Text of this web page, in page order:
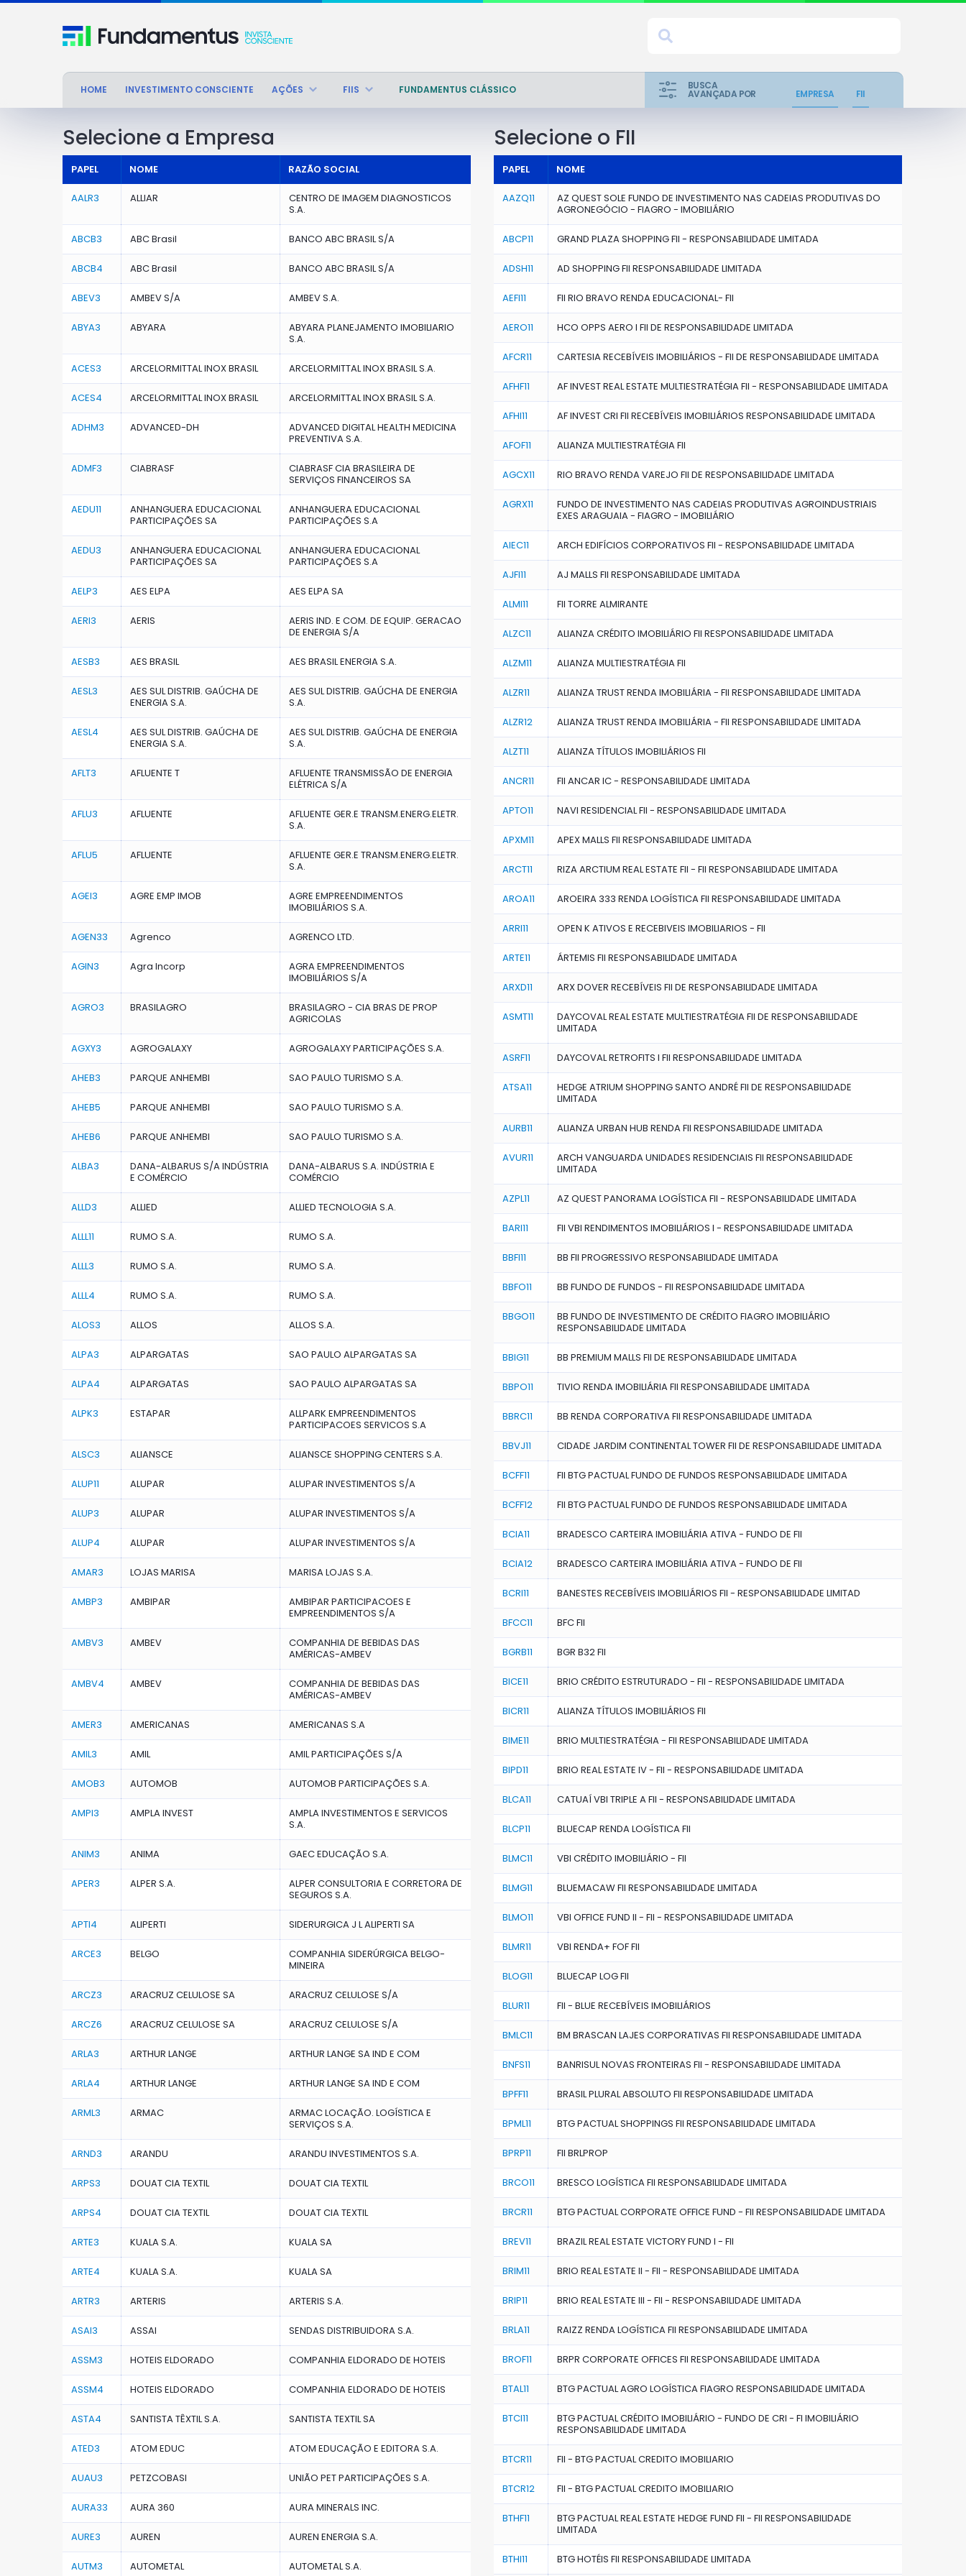
HOME INVESTIMENTO CONSCIENTE AÇÕES FIIS FUNDAMENTUS CLÁSSICO BUSCA
AVANÇADA POR EMPRESA FII
Selecione a Empresa
PAPEL NOME RAZÃO SOCIAL
AALR3 ALLIAR
CENTRO DE IMAGEM DIAGNOSTICOS
S.A.
ABCB3 ABC Brasil BANCO ABC BRASIL S/A
ABCB4 ABC Brasil BANCO ABC BRASIL S/A
ABEV3 AMBEV S/A AMBEV S.A.
ABYA3 ABYARA
ABYARA PLANEJAMENTO IMOBILIARIO
S.A.
ACES3 ARCELORMITTAL INOX BRASIL ARCELORMITTAL INOX BRASIL S.A.
ACES4 ARCELORMITTAL INOX BRASIL ARCELORMITTAL INOX BRASIL S.A.
ADHM3 ADVANCED-DH
ADVANCED DIGITAL HEALTH MEDICINA
PREVENTIVA S.A.
ADMF3 CIABRASF
CIABRASF CIA BRASILEIRA DE
SERVIÇOS FINANCEIROS SA
AEDU11
ANHANGUERA EDUCACIONAL
PARTICIPAÇÕES SA
ANHANGUERA EDUCACIONAL
PARTICIPAÇÕES S.A
AEDU3
ANHANGUERA EDUCACIONAL
PARTICIPAÇÕES SA
ANHANGUERA EDUCACIONAL
PARTICIPAÇÕES S.A
AELP3 AES ELPA AES ELPA SA
AERI3 AERIS
AERIS IND. E COM. DE EQUIP. GERACAO
DE ENERGIA S/A
AESB3 AES BRASIL AES BRASIL ENERGIA S.A.
AESL3
AES SUL DISTRIB. GAÚCHA DE
ENERGIA S.A.
AES SUL DISTRIB. GAÚCHA DE ENERGIA
S.A.
AESL4
AES SUL DISTRIB. GAÚCHA DE
ENERGIA S.A.
AES SUL DISTRIB. GAÚCHA DE ENERGIA
S.A.
AFLT3 AFLUENTE T
AFLUENTE TRANSMISSÃO DE ENERGIA
ELÉTRICA S/A
AFLU3 AFLUENTE
AFLUENTE GER.E TRANSM.ENERG.ELETR.
S.A.
AFLU5 AFLUENTE
AFLUENTE GER.E TRANSM.ENERG.ELETR.
S.A.
AGEI3 AGRE EMP IMOB
AGRE EMPREENDIMENTOS
IMOBILIÁRIOS S.A.
AGEN33 Agrenco AGRENCO LTD.
AGIN3 Agra Incorp
AGRA EMPREENDIMENTOS
IMOBILIÁRIOS S/A
AGRO3 BRASILAGRO
BRASILAGRO - CIA BRAS DE PROP
AGRICOLAS
AGXY3 AGROGALAXY AGROGALAXY PARTICIPAÇÕES S.A.
AHEB3 PARQUE ANHEMBI SAO PAULO TURISMO S.A.
AHEB5 PARQUE ANHEMBI SAO PAULO TURISMO S.A.
AHEB6 PARQUE ANHEMBI SAO PAULO TURISMO S.A.
ALBA3
DANA-ALBARUS S/A INDÚSTRIA
E COMÉRCIO
DANA-ALBARUS S.A. INDÚSTRIA E
COMÉRCIO
ALLD3 ALLIED ALLIED TECNOLOGIA S.A.
ALLL11 RUMO S.A. RUMO S.A.
ALLL3 RUMO S.A. RUMO S.A.
ALLL4 RUMO S.A. RUMO S.A.
ALOS3 ALLOS ALLOS S.A.
ALPA3 ALPARGATAS SAO PAULO ALPARGATAS SA
ALPA4 ALPARGATAS SAO PAULO ALPARGATAS SA
ALPK3 ESTAPAR
ALLPARK EMPREENDIMENTOS
PARTICIPACOES SERVICOS S.A
ALSC3 ALIANSCE ALIANSCE SHOPPING CENTERS S.A.
ALUP11 ALUPAR ALUPAR INVESTIMENTOS S/A
ALUP3 ALUPAR ALUPAR INVESTIMENTOS S/A
ALUP4 ALUPAR ALUPAR INVESTIMENTOS S/A
AMAR3 LOJAS MARISA MARISA LOJAS S.A.
AMBP3 AMBIPAR
AMBIPAR PARTICIPACOES E
EMPREENDIMENTOS S/A
AMBV3 AMBEV
COMPANHIA DE BEBIDAS DAS
AMÉRICAS-AMBEV
AMBV4 AMBEV
COMPANHIA DE BEBIDAS DAS
AMÉRICAS-AMBEV
AMER3 AMERICANAS AMERICANAS S.A
AMIL3 AMIL AMIL PARTICIPAÇÕES S/A
AMOB3 AUTOMOB AUTOMOB PARTICIPAÇÕES S.A.
AMPI3 AMPLA INVEST
AMPLA INVESTIMENTOS E SERVICOS
S.A.
ANIM3 ANIMA GAEC EDUCAÇÃO S.A.
APER3 ALPER S.A.
ALPER CONSULTORIA E CORRETORA DE
SEGUROS S.A.
APTI4 ALIPERTI SIDERURGICA J L ALIPERTI SA
ARCE3 BELGO
COMPANHIA SIDERÚRGICA BELGO-
MINEIRA
ARCZ3 ARACRUZ CELULOSE SA ARACRUZ CELULOSE S/A
ARCZ6 ARACRUZ CELULOSE SA ARACRUZ CELULOSE S/A
ARLA3 ARTHUR LANGE ARTHUR LANGE SA IND E COM
ARLA4 ARTHUR LANGE ARTHUR LANGE SA IND E COM
ARML3 ARMAC
ARMAC LOCAÇÃO. LOGÍSTICA E
SERVIÇOS S.A.
ARND3 ARANDU ARANDU INVESTIMENTOS S.A.
ARPS3 DOUAT CIA TEXTIL DOUAT CIA TEXTIL
ARPS4 DOUAT CIA TEXTIL DOUAT CIA TEXTIL
ARTE3 KUALA S.A. KUALA SA
ARTE4 KUALA S.A. KUALA SA
ARTR3 ARTERIS ARTERIS S.A.
ASAI3 ASSAI SENDAS DISTRIBUIDORA S.A.
ASSM3 HOTEIS ELDORADO COMPANHIA ELDORADO DE HOTEIS
ASSM4 HOTEIS ELDORADO COMPANHIA ELDORADO DE HOTEIS
ASTA4 SANTISTA TÊXTIL S.A. SANTISTA TEXTIL SA
ATED3 ATOM EDUC ATOM EDUCAÇÃO E EDITORA S.A.
AUAU3 PETZCOBASI UNIÃO PET PARTICIPAÇÕES S.A.
AURA33 AURA 360 AURA MINERALS INC.
AURE3 AUREN AUREN ENERGIA S.A.
AUTM3 AUTOMETAL AUTOMETAL S.A.
Selecione o FII
PAPEL NOME
AAZQ11
AZ QUEST SOLE FUNDO DE INVESTIMENTO NAS CADEIAS PRODUTIVAS DO
AGRONEGÓCIO - FIAGRO - IMOBILIÁRIO
ABCP11 GRAND PLAZA SHOPPING FII - RESPONSABILIDADE LIMITADA
ADSH11 AD SHOPPING FII RESPONSABILIDADE LIMITADA
AEFI11 FII RIO BRAVO RENDA EDUCACIONAL- FII
AERO11 HCO OPPS AERO I FII DE RESPONSABILIDADE LIMITADA
AFCR11 CARTESIA RECEBÍVEIS IMOBILIÁRIOS - FII DE RESPONSABILIDADE LIMITADA
AFHF11 AF INVEST REAL ESTATE MULTIESTRATÉGIA FII - RESPONSABILIDADE LIMITADA
AFHI11 AF INVEST CRI FII RECEBÍVEIS IMOBILIÁRIOS RESPONSABILIDADE LIMITADA
AFOF11 ALIANZA MULTIESTRATÉGIA FII
AGCX11 RIO BRAVO RENDA VAREJO FII DE RESPONSABILIDADE LIMITADA
AGRX11
FUNDO DE INVESTIMENTO NAS CADEIAS PRODUTIVAS AGROINDUSTRIAIS
EXES ARAGUAIA - FIAGRO - IMOBILIÁRIO
AIEC11 ARCH EDIFÍCIOS CORPORATIVOS FII - RESPONSABILIDADE LIMITADA
AJFI11 AJ MALLS FII RESPONSABILIDADE LIMITADA
ALMI11 FII TORRE ALMIRANTE
ALZC11 ALIANZA CRÉDITO IMOBILIÁRIO FII RESPONSABILIDADE LIMITADA
ALZM11 ALIANZA MULTIESTRATÉGIA FII
ALZR11 ALIANZA TRUST RENDA IMOBILIÁRIA - FII RESPONSABILIDADE LIMITADA
ALZR12 ALIANZA TRUST RENDA IMOBILIÁRIA - FII RESPONSABILIDADE LIMITADA
ALZT11 ALIANZA TÍTULOS IMOBILIÁRIOS FII
ANCR11 FII ANCAR IC - RESPONSABILIDADE LIMITADA
APTO11 NAVI RESIDENCIAL FII - RESPONSABILIDADE LIMITADA
APXM11 APEX MALLS FII RESPONSABILIDADE LIMITADA
ARCT11 RIZA ARCTIUM REAL ESTATE FII - FII RESPONSABILIDADE LIMITADA
AROA11 AROEIRA 333 RENDA LOGÍSTICA FII RESPONSABILIDADE LIMITADA
ARRI11 OPEN K ATIVOS E RECEBIVEIS IMOBILIARIOS - FII
ARTE11 ÁRTEMIS FII RESPONSABILIDADE LIMITADA
ARXD11 ARX DOVER RECEBÍVEIS FII DE RESPONSABILIDADE LIMITADA
ASMT11
DAYCOVAL REAL ESTATE MULTIESTRATÉGIA FII DE RESPONSABILIDADE
LIMITADA
ASRF11 DAYCOVAL RETROFITS I FII RESPONSABILIDADE LIMITADA
ATSA11
HEDGE ATRIUM SHOPPING SANTO ANDRÉ FII DE RESPONSABILIDADE
LIMITADA
AURB11 ALIANZA URBAN HUB RENDA FII RESPONSABILIDADE LIMITADA
AVUR11
ARCH VANGUARDA UNIDADES RESIDENCIAIS FII RESPONSABILIDADE
LIMITADA
AZPL11 AZ QUEST PANORAMA LOGÍSTICA FII - RESPONSABILIDADE LIMITADA
BARI11 FII VBI RENDIMENTOS IMOBILIÁRIOS I - RESPONSABILIDADE LIMITADA
BBFI11 BB FII PROGRESSIVO RESPONSABILIDADE LIMITADA
BBFO11 BB FUNDO DE FUNDOS - FII RESPONSABILIDADE LIMITADA
BBGO11
BB FUNDO DE INVESTIMENTO DE CRÉDITO FIAGRO IMOBILIÁRIO
RESPONSABILIDADE LIMITADA
BBIG11 BB PREMIUM MALLS FII DE RESPONSABILIDADE LIMITADA
BBPO11 TIVIO RENDA IMOBILIÁRIA FII RESPONSABILIDADE LIMITADA
BBRC11 BB RENDA CORPORATIVA FII RESPONSABILIDADE LIMITADA
BBVJ11 CIDADE JARDIM CONTINENTAL TOWER FII DE RESPONSABILIDADE LIMITADA
BCFF11 FII BTG PACTUAL FUNDO DE FUNDOS RESPONSABILIDADE LIMITADA
BCFF12 FII BTG PACTUAL FUNDO DE FUNDOS RESPONSABILIDADE LIMITADA
BCIA11 BRADESCO CARTEIRA IMOBILIÁRIA ATIVA - FUNDO DE FII
BCIA12 BRADESCO CARTEIRA IMOBILIÁRIA ATIVA - FUNDO DE FII
BCRI11 BANESTES RECEBÍVEIS IMOBILIÁRIOS FII - RESPONSABILIDADE LIMITAD
BFCC11 BFC FII
BGRB11 BGR B32 FII
BICE11 BRIO CRÉDITO ESTRUTURADO - FII - RESPONSABILIDADE LIMITADA
BICR11 ALIANZA TÍTULOS IMOBILIÁRIOS FII
BIME11 BRIO MULTIESTRATÉGIA - FII RESPONSABILIDADE LIMITADA
BIPD11 BRIO REAL ESTATE IV - FII - RESPONSABILIDADE LIMITADA
BLCA11 CATUAÍ VBI TRIPLE A FII - RESPONSABILIDADE LIMITADA
BLCP11 BLUECAP RENDA LOGÍSTICA FII
BLMC11 VBI CRÉDITO IMOBILIÁRIO - FII
BLMG11 BLUEMACAW FII RESPONSABILIDADE LIMITADA
BLMO11 VBI OFFICE FUND II - FII - RESPONSABILIDADE LIMITADA
BLMR11 VBI RENDA+ FOF FII
BLOG11 BLUECAP LOG FII
BLUR11 FII - BLUE RECEBÍVEIS IMOBILIÁRIOS
BMLC11 BM BRASCAN LAJES CORPORATIVAS FII RESPONSABILIDADE LIMITADA
BNFS11 BANRISUL NOVAS FRONTEIRAS FII - RESPONSABILIDADE LIMITADA
BPFF11 BRASIL PLURAL ABSOLUTO FII RESPONSABILIDADE LIMITADA
BPML11 BTG PACTUAL SHOPPINGS FII RESPONSABILIDADE LIMITADA
BPRP11 FII BRLPROP
BRCO11 BRESCO LOGÍSTICA FII RESPONSABILIDADE LIMITADA
BRCR11 BTG PACTUAL CORPORATE OFFICE FUND - FII RESPONSABILIDADE LIMITADA
BREV11 BRAZIL REAL ESTATE VICTORY FUND I - FII
BRIM11 BRIO REAL ESTATE II - FII - RESPONSABILIDADE LIMITADA
BRIP11 BRIO REAL ESTATE III - FII - RESPONSABILIDADE LIMITADA
BRLA11 RAIZZ RENDA LOGÍSTICA FII RESPONSABILIDADE LIMITADA
BROF11 BRPR CORPORATE OFFICES FII RESPONSABILIDADE LIMITADA
BTAL11 BTG PACTUAL AGRO LOGÍSTICA FIAGRO RESPONSABILIDADE LIMITADA
BTCI11
BTG PACTUAL CRÉDITO IMOBILIÁRIO - FUNDO DE CRI - FI IMOBILIÁRIO
RESPONSABILIDADE LIMITADA
BTCR11 FII - BTG PACTUAL CREDITO IMOBILIARIO
BTCR12 FII - BTG PACTUAL CREDITO IMOBILIARIO
BTHF11
BTG PACTUAL REAL ESTATE HEDGE FUND FII - FII RESPONSABILIDADE
LIMITADA
BTHI11 BTG HOTÉIS FII RESPONSABILIDADE LIMITADA